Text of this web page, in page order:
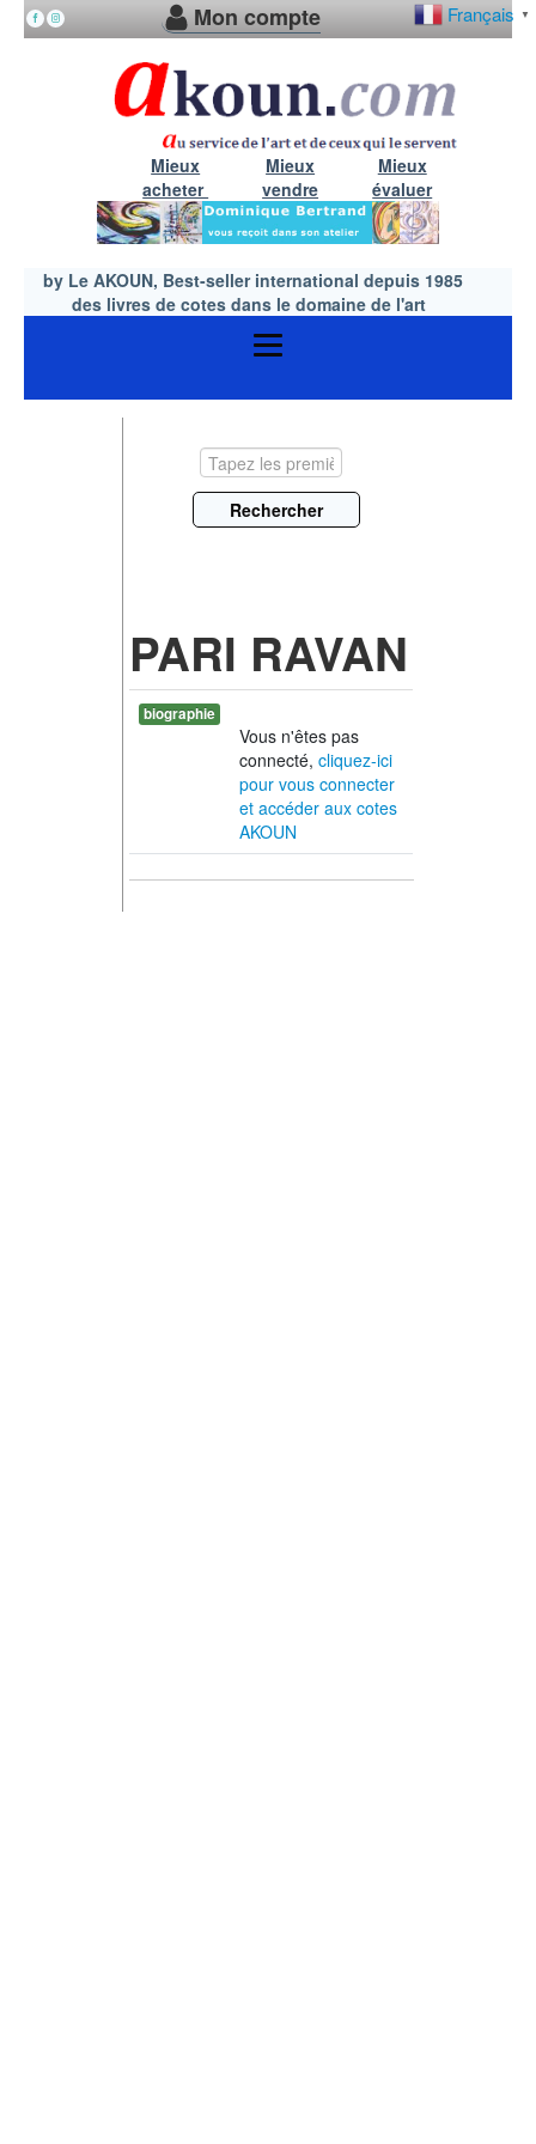
Français ▼
Mon compte
Mieux
acheter
Mieux
vendre
Mieux
évaluer
by Le AKOUN, Best-seller international depuis 1985
des livres de cotes dans le domaine de l'art
PARI RAVAN
biographie
Vous n'êtes pas
connecté, cliquez-ici
pour vous connecter
et accéder aux cotes
AKOUN